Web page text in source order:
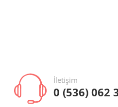
İletişim
0 (536) 062